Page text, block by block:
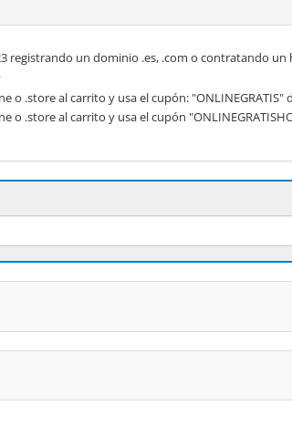
registrando un dominio .es, .com o contratando
o .store al carrito y usa el cupón:
o .store al carrito y usa el cupón